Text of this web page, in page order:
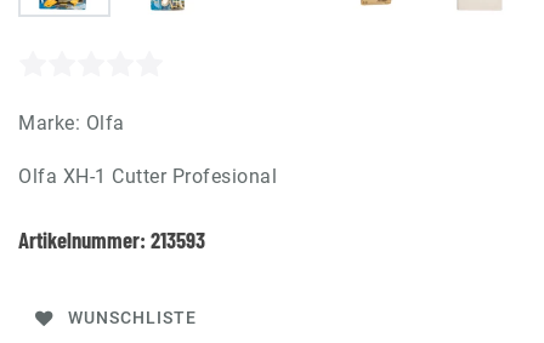
Marke: Olfa
Olfa XH-1 Cutter Profesional
Artikelnummer: 213593
WUNSCHLISTE